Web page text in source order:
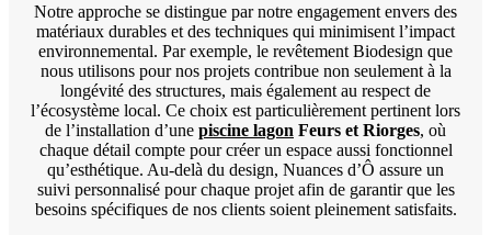
Notre approche se distingue par notre engagement envers des
matériaux durables et des techniques qui minimisent l’impact
environnemental. Par exemple, le revêtement Biodesign que
nous utilisons pour nos projets contribue non seulement à la
longévité des structures, mais également au respect de
l’écosystème local. Ce choix est particulièrement pertinent lors
de l’installation d’une piscine lagon Feurs et Riorges, où
chaque détail compte pour créer un espace aussi fonctionnel
qu’esthétique. Au-delà du design, Nuances d’Ô assure un
suivi personnalisé pour chaque projet afin de garantir que les
besoins spécifiques de nos clients soient pleinement satisfaits.